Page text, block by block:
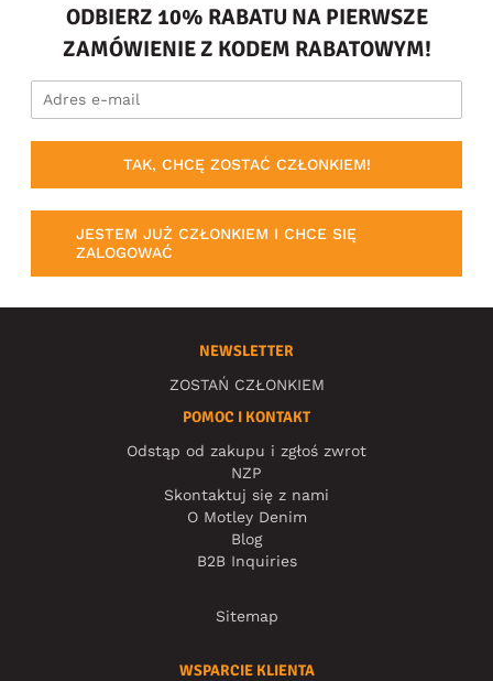
ODBIERZ 10% RABATU NA PIERWSZE
ZAMÓWIENIE Z KODEM RABATOWYM!
TAK, CHCĘ ZOSTAĆ CZŁONKIEM!
JESTEM JUŻ CZŁONKIEM I CHCE SIĘ
ZALOGOWAĆ
NEWSLETTER
ZOSTAŃ CZŁONKIEM
POMOC I KONTAKT
Odstąp od zakupu i zgłoś zwrot
NZP
Skontaktuj się z nami
O Motley Denim
Blog
B2B Inquiries
Sitemap
WSPARCIE KLIENTA